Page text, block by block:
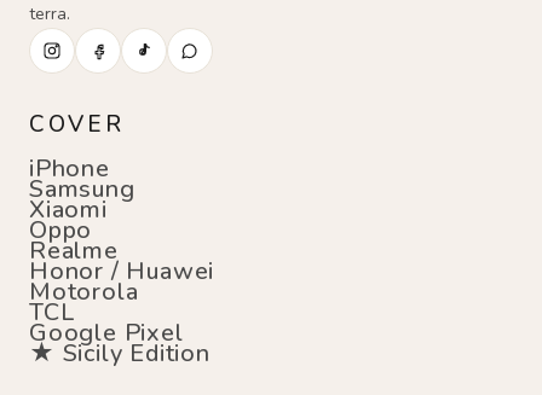
terra.
COVER
iPhone
Samsung
Xiaomi
Oppo
Realme
Honor / Huawei
Motorola
TCL
Google Pixel
★ Sicily Edition